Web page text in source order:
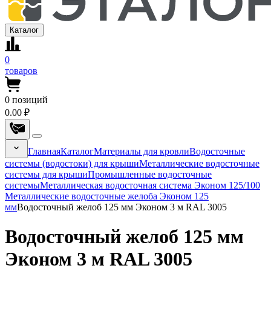
Каталог
0
товаров
0 позиций
0.00 ₽
ГлавнаяКаталогМатериалы для кровлиВодосточные
системы (водостоки) для крышиМеталлические водосточные
системы для крышиПромышленные водосточные
системыМеталлическая водосточная система Эконом 125/100
Металлические водосточные желоба Эконом 125
ммВодосточный желоб 125 мм Эконом 3 м RAL 3005
Водосточный желоб 125 мм
Эконом 3 м RAL 3005